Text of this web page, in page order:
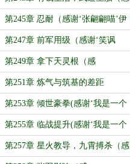
谢‘qyqxxxxxxx’打赏的盟主
第245章 忍耐（感谢‘张翩翩喵’伊
芙送张翩翩10个奥斯卡奖杯）
第247章 前军用级（感谢‘笑讽
嘲’打赏的盟主）
第249章 拿下天灵根（感
谢‘qyqxxxxxxx’再次打赏的盟主）
第251章 炼气与筑基的差距
第253章 倾世豪拳(感谢‘我是一个
读者’打赏盟主)
第255章 临战提升(感谢‘我是一个
读者’再次打赏盟主)
第257章 星火教导，九霄搏杀（感